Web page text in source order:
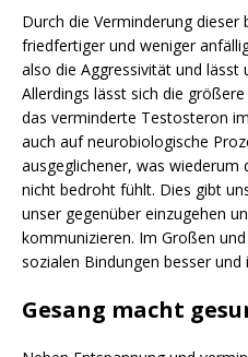
Durch die Verminderung
friedfertiger und weniger
also die Aggressivität und lässt
Allerdings lässt sich die
das verminderte Testosteron
auch auf neurobiologische
ausgeglichener, was wiederum
nicht bedroht fühlt. Dies gibt
unser gegenüber einzugehen
kommunizieren. Im Großen
sozialen Bindungen besser und
Gesang macht